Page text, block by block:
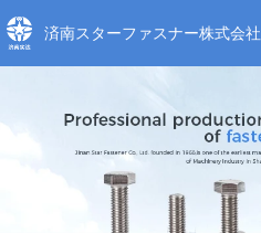
済南スターファスナー株式会社